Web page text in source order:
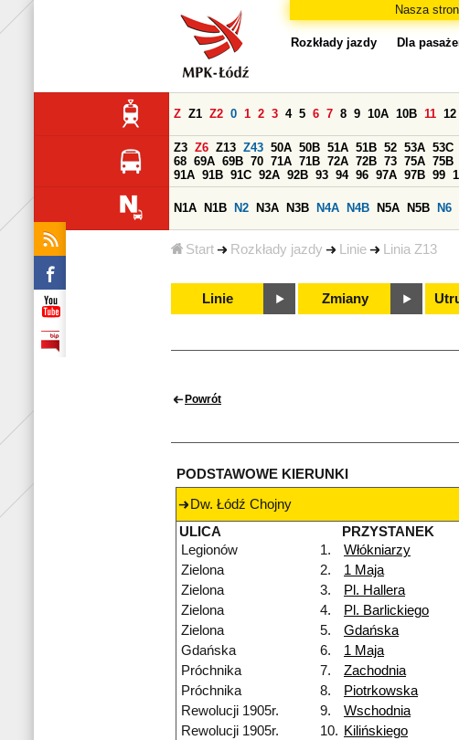
Nasza
Start Rozkłady jazdy Linie Linia Z13
Rozkłady jazdy Dla
Z Z1 Z2 0 1 2 3 4 5 6 7 8 9 10A 10B 11 12
Z3 Z6 Z13 Z43 50A 50B 51A 51B 52 53A 53C
68 69A 69B 70 71A 71B 72A 72B 73 75A 75B
91A 91B 91C 92A 92B 93 94 96 97A 97B 99
N1A N1B N2 N3A N3B N4A N4B N5A N5B N6
Linie Zmiany
Powrót
PODSTAWOWE KIERUNKI
Dw. Łódź Chojny
ULICA
PRZYSTANEK
Legionów
1. Włókniarzy
Zielona
2. 1 Maja
Zielona
3. Pl. Hallera
Zielona
4. Pl. Barlickiego
Zielona
5. Gdańska
Gdańska
6. 1 Maja
Próchnika
7. Zachodnia
Próchnika
8. Piotrkowska
Rewolucji 1905r.
9. Wschodnia
Rewolucji 1905r.
10. Kilińskiego